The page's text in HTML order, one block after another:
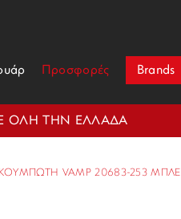
Προσφορές Brands
ΟΛΗ ΤΗΝ ΕΛΛΑΔΑ
VAMP 20683-253 ΜΠΛΕ